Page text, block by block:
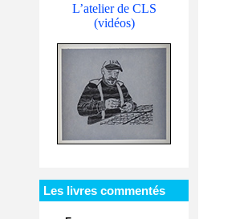
L’atelier de CLS
(vidéos)
Les livres commentés